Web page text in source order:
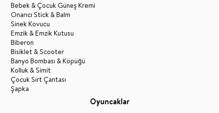
Bebek & Çocuk Güneş Kremi
Onarıcı Stick & Balm
Sinek Kovucu
Emzik & Emzik Kutusu
Biberon
Bisiklet & Scooter
Banyo Bombası & Köpüğü
Kolluk & Simit
Çocuk Sırt Çantası
Şapka
Oyuncaklar